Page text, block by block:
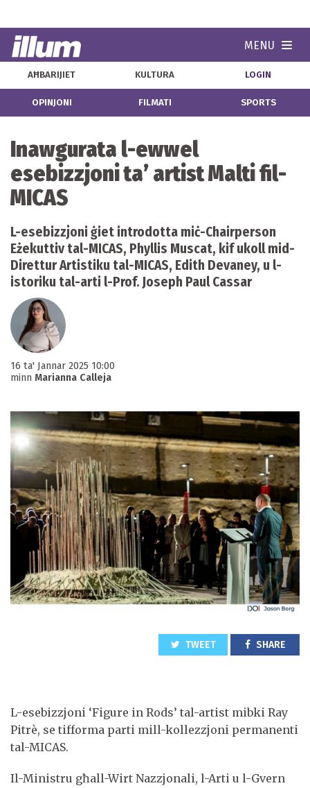
MENU
AĦBARIJIET KULTURA LOGIN
OPINJONI FILMATI SPORTS
Inawgurata l-ewwel
esebizzjoni ta’ artist Malti fil-
MICAS
L-esebizzjoni ġiet introdotta miċ-Chairperson
Eżekuttiv tal-MICAS, Phyllis Muscat, kif ukoll mid-
Direttur Artistiku tal-MICAS, Edith Devaney, u l-
istoriku tal-arti l-Prof. Joseph Paul Cassar
16 ta' Jannar 2025 10:00
minn Marianna Calleja
TWEET SHARE
L-esebizzjoni ‘Figure in Rods’ tal-artist mibki Ray
Pitrè, se tifforma parti mill-kollezzjoni permanenti
tal-MICAS.
Il-Ministru għall-Wirt Nazzjonali, l-Arti u l-Gvern